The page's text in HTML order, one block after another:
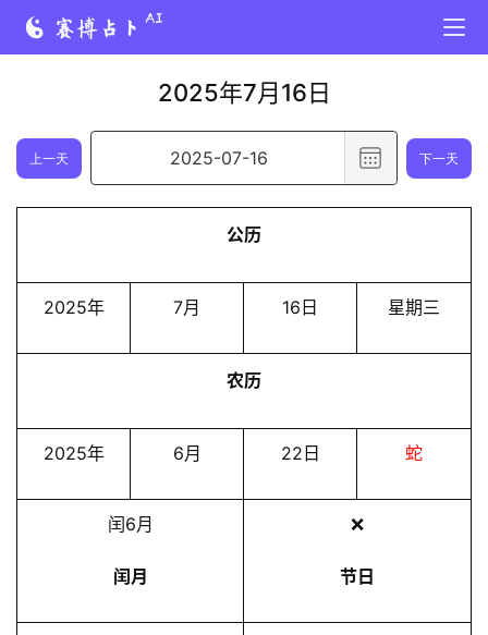
2025年7月16日
上一天
选
日
择
年
下一天
公历
2025年 7月 16日 星期三
农历
2025年 6月 22日 蛇
闰6月
闰月
❌
节日